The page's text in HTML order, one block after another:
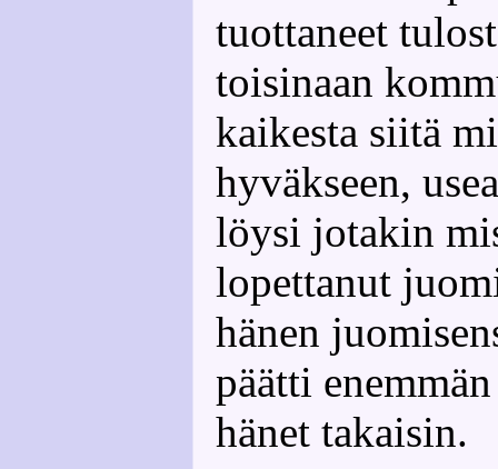
tuottaneet
toisinaan
kaikesta siitä
hyväkseen,
löysi jotakin
lopettanut
hänen
päätti
hänet takaisin.